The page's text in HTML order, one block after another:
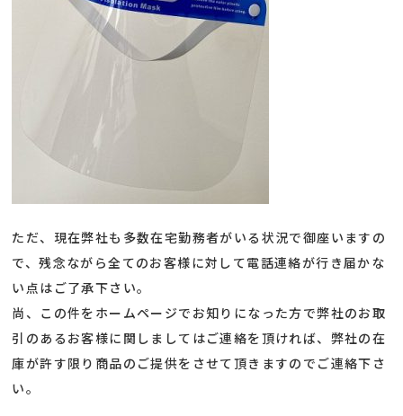
ただ、現在弊社も多数在宅勤務者がいる状況で御座いますの
で、残念ながら全てのお客様に対して電話連絡が行き届かな
い点はご了承下さい。
尚、この件をホームページでお知りになった方で弊社のお取
引のあるお客様に関しましてはご連絡を頂ければ、弊社の在
庫が許す限り商品のご提供をさせて頂きますのでご連絡下さ
い。